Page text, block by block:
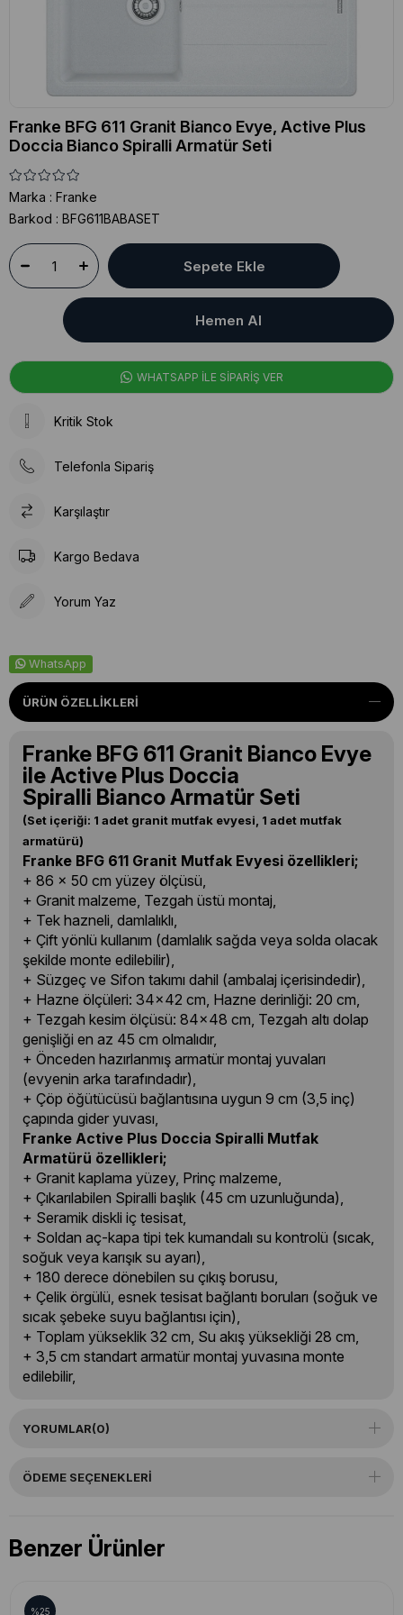
Franke BFG 611 Granit Bianco Evye, Active Plus
Doccia Bianco Spiralli Armatür Seti
Marka : Franke
Barkod : BFG611BABASET
WHATSAPP İLE SİPARİŞ VER
Kritik Stok
Telefonla Sipariş
Karşılaştır
Kargo Bedava
Yorum Yaz
WhatsApp
ÜRÜN ÖZELLIKLERI
Franke BFG 611 Granit Bianco Evye
ile Active Plus Doccia
Spiralli Bianco Armatür Seti
(Set içeriği: 1 adet granit mutfak evyesi, 1 adet mutfak
armatürü)
Franke BFG 611 Granit Mutfak Evyesi özellikleri;
+ 86 x 50 cm yüzey ölçüsü,
+ Granit malzeme, Tezgah üstü montaj,
+ Tek hazneli, damlalıklı,
+ Çift yönlü kullanım (damlalık sağda veya solda olacak
şekilde monte edilebilir),
+ Süzgeç ve Sifon takımı dahil (ambalaj içerisindedir),
+ Hazne ölçüleri: 34x42 cm, Hazne derinliği: 20 cm,
+ Tezgah kesim ölçüsü: 84x48 cm, Tezgah altı dolap
genişliği en az 45 cm olmalıdır,
+ Önceden hazırlanmış armatür montaj yuvaları
(evyenin arka tarafındadır),
+ Çöp öğütücüsü bağlantısına uygun 9 cm (3,5 inç)
çapında gider yuvası,
Franke Active Plus Doccia Spiralli Mutfak
Armatürü özellikleri;
+ Granit kaplama yüzey, Prinç malzeme,
+ Çıkarılabilen Spiralli başlık (45 cm uzunluğunda),
+ Seramik diskli iç tesisat,
+ Soldan aç-kapa tipi tek kumandalı su kontrolü (sıcak,
soğuk veya karışık su ayarı),
+ 180 derece dönebilen su çıkış borusu,
+ Çelik örgülü, esnek tesisat bağlantı boruları (soğuk ve
sıcak şebeke suyu bağlantısı için),
+ Toplam yükseklik 32 cm, Su akış yüksekliği 28 cm,
+ 3,5 cm standart armatür montaj yuvasına monte
edilebilir,
YORUMLAR(0)
ÖDEME SEÇENEKLERI
Benzer Ürünler
%25